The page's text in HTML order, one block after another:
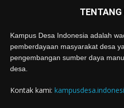
Kampus Desa Indonesia adalah
pemberdayaan masyarakat desa
pengembangan sumber daya
desa.
Kontak kami: